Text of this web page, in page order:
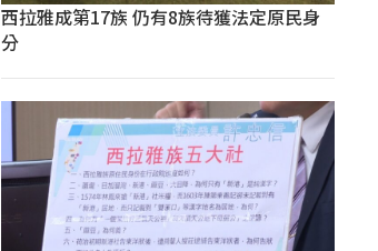
西拉雅成第17族 仍有8族待獲法定原民身
分